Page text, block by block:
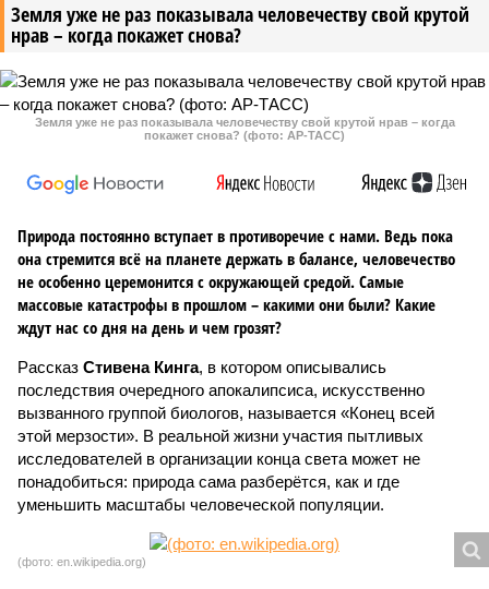
Земля уже не раз показывала человечеству свой крутой
нрав – когда покажет снова?
Земля уже не раз показывала человечеству свой крутой нрав – когда
покажет снова? (фото: АР-ТАСС)
Природа постоянно вступает в противоречие с нами. Ведь пока
она стремится всё на планете держать в балансе, человечество
не особенно церемонится с окружающей средой. Самые
массовые катастрофы в прошлом – какими они были? Какие
ждут нас со дня на день и чем грозят?
Рассказ Стивена Кинга, в котором описывались
последствия очередного апокалипсиса, искусственно
вызванного группой биологов, называется «Конец всей
этой мерзости». В реальной жизни участия пытливых
исследователей в организации конца света может не
понадобиться: природа сама разберётся, как и где
уменьшить масштабы человеческой популяции.
(фото: en.wikipedia.org)